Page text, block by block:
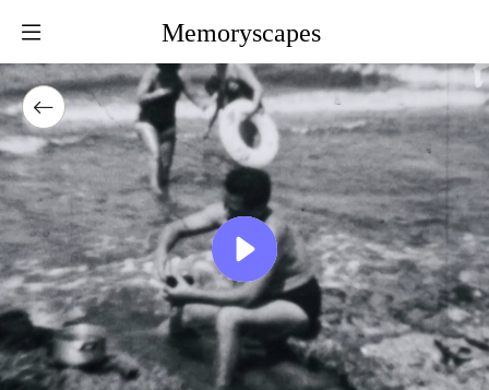
Memoryscapes